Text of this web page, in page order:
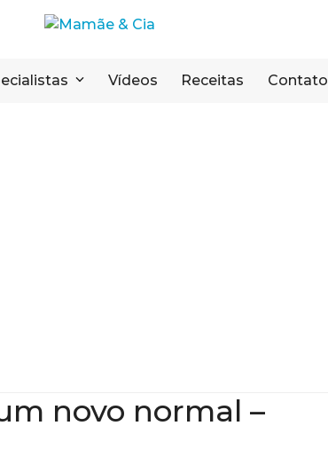
Vídeos Receitas Contato
novo normal –